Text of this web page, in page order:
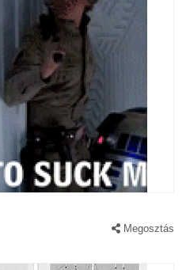
Megosztás